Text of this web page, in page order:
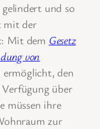
und so
mit der
: Mit dem Gesetz
von
den
über
müssen ihre
zur